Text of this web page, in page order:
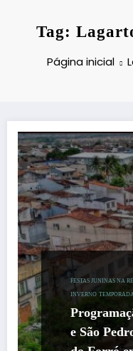
Tag:
Página inicial
FESTAS JUNINAS NA
INVERNO
e São